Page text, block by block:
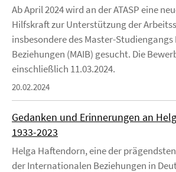
Ab April 2024 wird an der ATASP eine
Hilfskraft zur Unterstützung der
insbesondere des Master-
Beziehungen (MAIB) gesucht. Die
einschließlich 11.03.2024.
20.02.2024
Gedanken und Erinnerungen an
1933-2023
Helga Haftendorn, eine der
der Internationalen Beziehungen in